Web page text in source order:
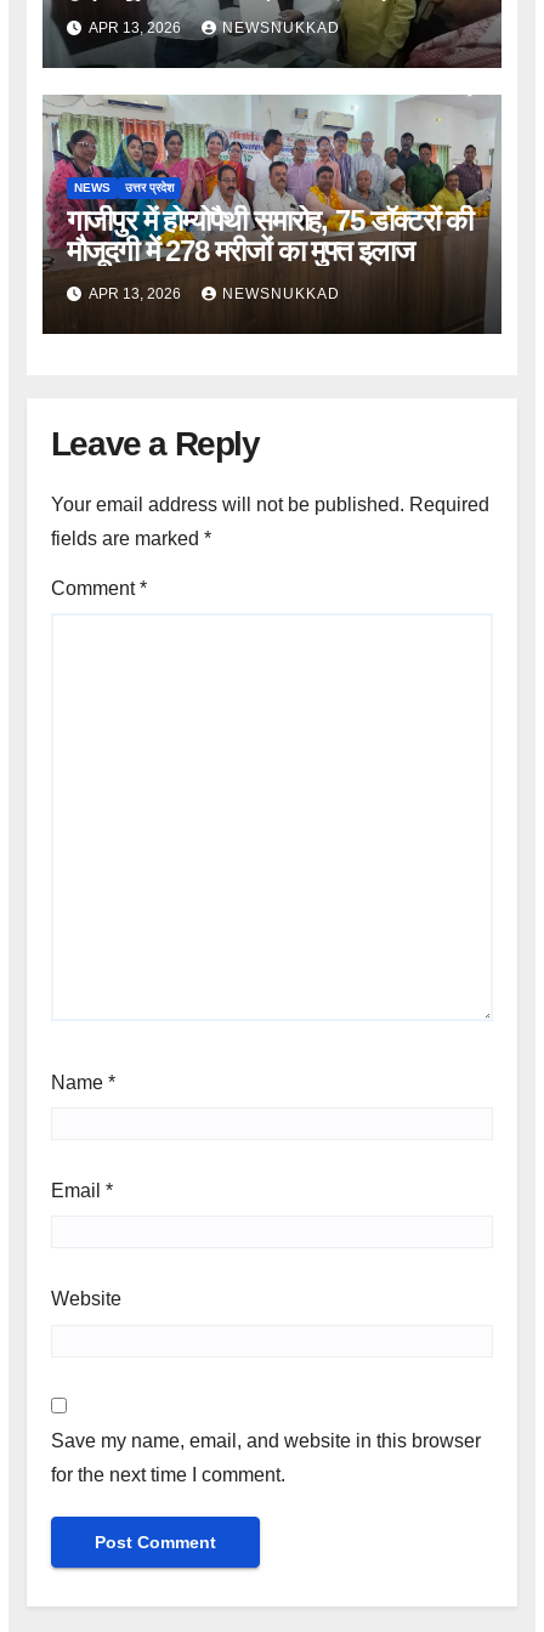
विरोध
APR 13, 2026 NEWSNUKKAD
NEWS उत्तर प्रदेश
गाजीपुर में होम्योपैथी समारोह, 75 डॉक्टरों की
मौजूदगी में 278 मरीजों का मुफ्त इलाज
APR 13, 2026 NEWSNUKKAD
Leave a Reply
Your email address will not be published. Required
fields are marked *
Comment*
Name *
Email *
Website
Save my name, email, and website in this browser
for the next time I comment.